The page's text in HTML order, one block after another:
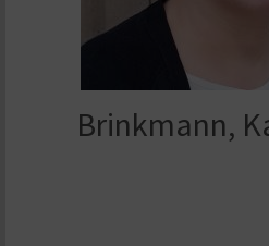
Brinkmann,